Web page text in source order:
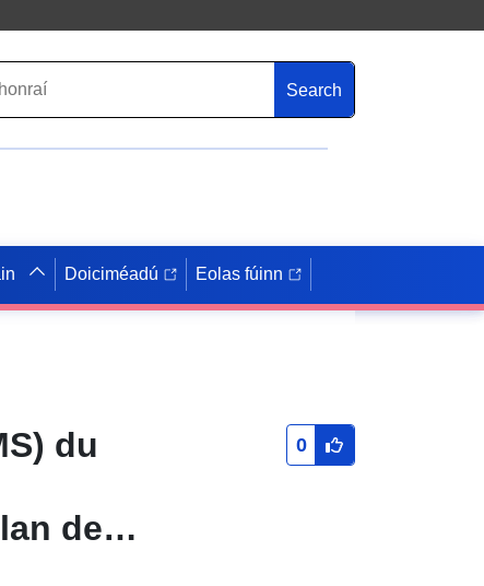
Search
Doiciméadú Eolas fúinn
du
de
0